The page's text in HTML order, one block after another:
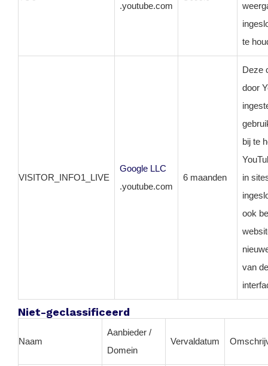
.youtube.com
te
VISITOR_INFO1_LIVE
Google LLC
.youtube.com
6 maanden
Deze
door
bij te
in
ook
van
Niet-geclassificeerd
Naam
Aanbieder /
Domein
Vervaldatum